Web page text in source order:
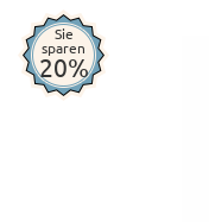
Sie
sparen
20%